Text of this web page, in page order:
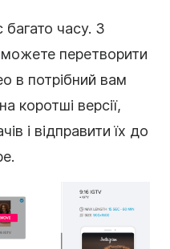
часу. З
перетворити
в потрібний вам
коротші версії,
і відправити їх до